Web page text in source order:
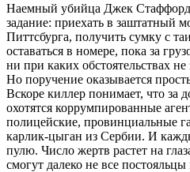
Наемный убийца Джек Стаффорд
задание: приехать в заштатный
Питтсбурга, получить сумку с
оставаться в номере, пока за
ни при каких обстоятельствах
Но поручение оказывается
Вскоре киллер понимает, что за
охотятся коррумпированные
полицейские, провинциальные
карлик-цыган из Сербии. И
пулю. Число жертв растет на
смогут далеко не все постояльцы